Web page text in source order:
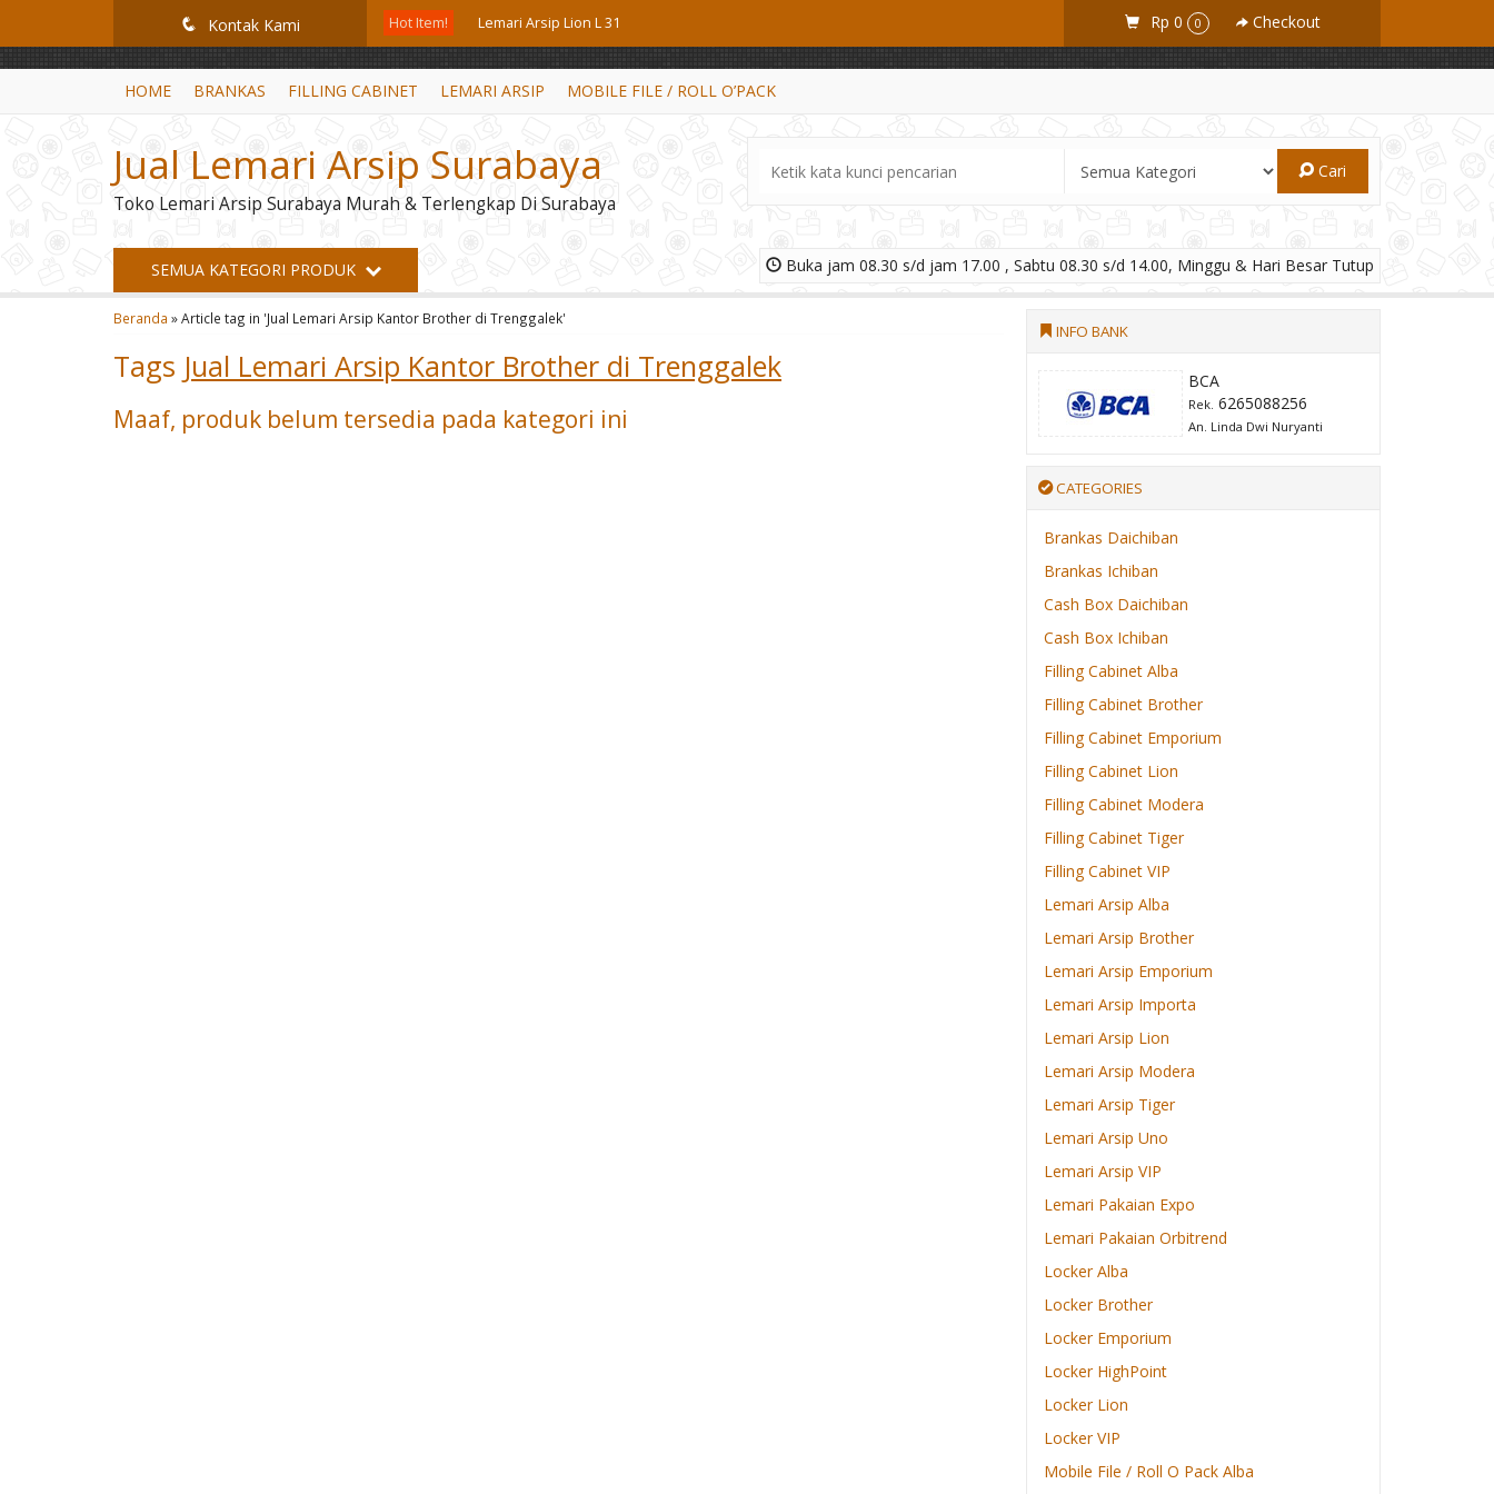
GiD8uLW6vpL7i8XJXmPR9QRyZq0s2cGcUNZ3_owToDY
q Kontak Kami Hot Item! Lemari Arsip Lion L 31
Lemari Pakaian Expo LP 1217
Lemari Pakaian Orbitrend CM 3150
Lemari Pakaian Orbitrend CM 2101
Rp 0 0 Checkout
HOME BRANKAS FILLING CABINET LEMARI ARSIP MOBILE FILE / ROLL O’PACK
Jual Lemari Arsip Surabaya
Toko Lemari Arsip Surabaya Murah & Terlengkap Di Surabaya
Cari
Buka jam 08.30 s/d jam 17.00 , Sabtu 08.30 s/d 14.00, Minggu & Hari Besar Tutup
SEMUA KATEGORI PRODUK
Beranda »Article tag in 'Jual Lemari Arsip Kantor Brother di Trenggalek'
Tags Jual Lemari Arsip Kantor Brother di Trenggalek
Maaf, produk belum tersedia pada kategori ini
INFO BANK
BCA
Rek. 6265088256
An. Linda Dwi Nuryanti
CATEGORIES
Brankas Daichiban
Brankas Ichiban
Cash Box Daichiban
Cash Box Ichiban
Filling Cabinet Alba
Filling Cabinet Brother
Filling Cabinet Emporium
Filling Cabinet Lion
Filling Cabinet Modera
Filling Cabinet Tiger
Filling Cabinet VIP
Lemari Arsip Alba
Lemari Arsip Brother
Lemari Arsip Emporium
Lemari Arsip Importa
Lemari Arsip Lion
Lemari Arsip Modera
Lemari Arsip Tiger
Lemari Arsip Uno
Lemari Arsip VIP
Lemari Pakaian Expo
Lemari Pakaian Orbitrend
Locker Alba
Locker Brother
Locker Emporium
Locker HighPoint
Locker Lion
Locker VIP
Mobile File / Roll O Pack Alba